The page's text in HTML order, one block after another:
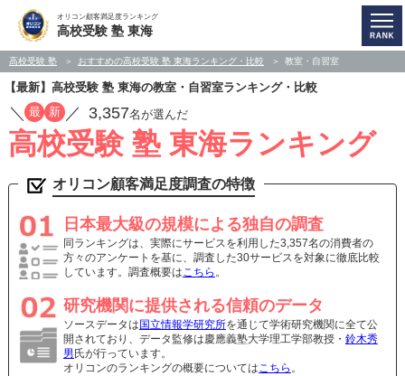
オリコン顧客満足度ランキング
高校受験 塾 東海
高校受験 塾 おすすめの高校受験 塾 東海ランキング・比較 教室・自習室
【最新】高校受験 塾 東海の教室・自習室ランキング・比較
／ 最 新 ／ 3,357名が選んだ
高校受験 塾 東海ランキング
オリコン顧客満足度調査の特徴
日本最大級の規模による独自の調査
同ランキングは、実際にサービスを利用した3,357名の消費者の
方々のアンケートを基に、調査した30サービスを対象に徹底比較
しています。調査概要はこちら 。
研究機関に提供される信頼のデータ
ソースデータは 国立情報学研究所を通じて学術研究機関に全て公
開されており、データ監修は慶應義塾大学理工学部教授・ 鈴木秀
男 氏が行っています。
オリコンのランキングの概要についてはこちら 。